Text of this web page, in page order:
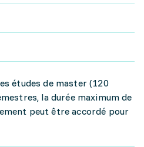
études de master (120
la durée maximum de
peut être accordé pour